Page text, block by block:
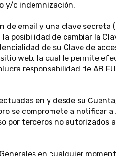
y/o indemnización.
de email y una clave
posibilidad de cambiar la
de su Clave de
web, la cual le permite
responsabilidad de AB
en y desde su
se compromete a
por terceros no autorizados
en cualquier